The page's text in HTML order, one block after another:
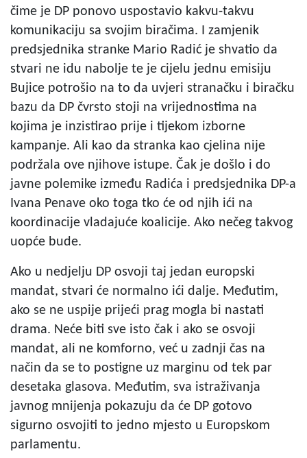
čime je DP ponovo uspostavio kakvu-takvu
komunikaciju sa svojim biračima. I zamjenik
predsjednika stranke Mario Radić je shvatio da
stvari ne idu nabolje te je cijelu jednu emisiju
Bujice potrošio na to da uvjeri stranačku i biračku
bazu da DP čvrsto stoji na vrijednostima na
kojima je inzistirao prije i tijekom izborne
kampanje. Ali kao da stranka kao cjelina nije
podržala ove njihove istupe. Čak je došlo i do
javne polemike između Radića i predsjednika DP-a
Ivana Penave oko toga tko će od njih ići na
koordinacije vladajuće koalicije. Ako nečeg takvog
uopće bude.
Ako u nedjelju DP osvoji taj jedan europski
mandat, stvari će normalno ići dalje. Međutim,
ako se ne uspije prijeći prag mogla bi nastati
drama. Neće biti sve isto čak i ako se osvoji
mandat, ali ne komforno, već u zadnji čas na
način da se to postigne uz marginu od tek par
desetaka glasova. Međutim, sva istraživanja
javnog mnijenja pokazuju da će DP gotovo
sigurno osvojiti to jedno mjesto u Europskom
parlamentu.